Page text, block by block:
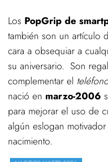
Los PopGrip de
también son un artículo
cara a obsequiar a
su aniversario. Son
complementar el
nació en marzo-2006
para mejorar el uso de
algún eslogan
nacimiento.